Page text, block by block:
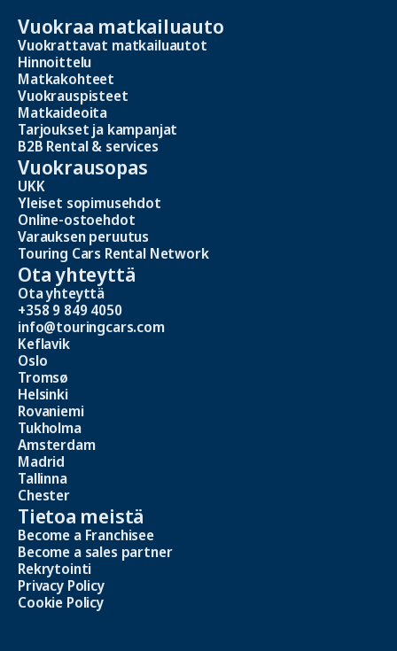
Vuokraa matkailuauto
Vuokrattavat matkailuautot
Hinnoittelu
Matkakohteet
Vuokrauspisteet
Matkaideoita
Tarjoukset ja kampanjat
B2B Rental & services
Vuokrausopas
UKK
Yleiset sopimusehdot
Online-ostoehdot
Varauksen peruutus
Touring Cars Rental Network
Ota yhteyttä
Ota yhteyttä
+358 9 849 4050
info@touringcars.com
Keflavik
Oslo
Tromsø
Helsinki
Rovaniemi
Tukholma
Amsterdam
Madrid
Tallinna
Chester
Tietoa meistä
Become a Franchisee
Become a sales partner
Rekrytointi
Privacy Policy
Cookie Policy